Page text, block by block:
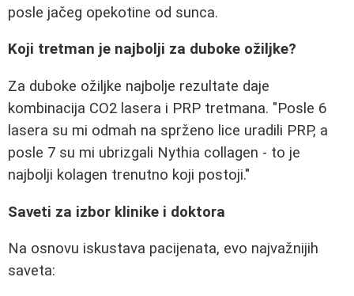
posle jačeg opekotine od sunca.
Koji tretman je najbolji za duboke ožiljke?
Za duboke ožiljke najbolje rezultate daje
kombinacija CO2 lasera i PRP tretmana. "Posle 6
lasera su mi odmah na sprženo lice uradili PRP, a
posle 7 su mi ubrizgali Nythia collagen - to je
najbolji kolagen trenutno koji postoji."
Saveti za izbor klinike i doktora
Na osnovu iskustava pacijenata, evo najvažnijih
saveta: